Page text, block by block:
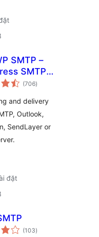
SMTP –
SMTP
Logs:
SMTP, and
(706tổng
đánh
)
and delivery
Outlook,
SendLayer or
đặt
(103tổng
đánh
)